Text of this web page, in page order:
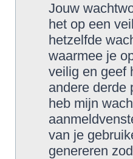
Jouw
het op een
hetzelfde
waarmee je
veilig en geef
andere derde
heb mijn
van je
genereren